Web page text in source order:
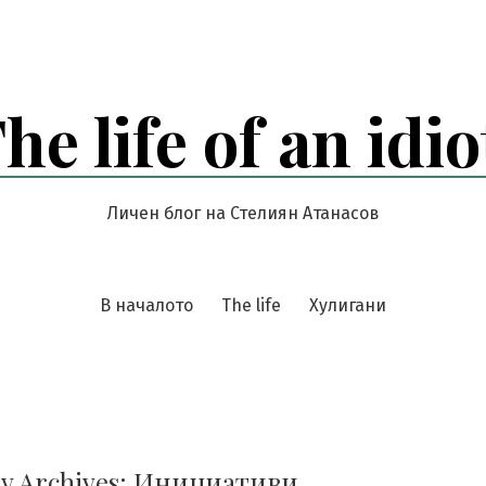
life of an
Личен блог на Стелиян Атанасов
В началото The life Хулигани